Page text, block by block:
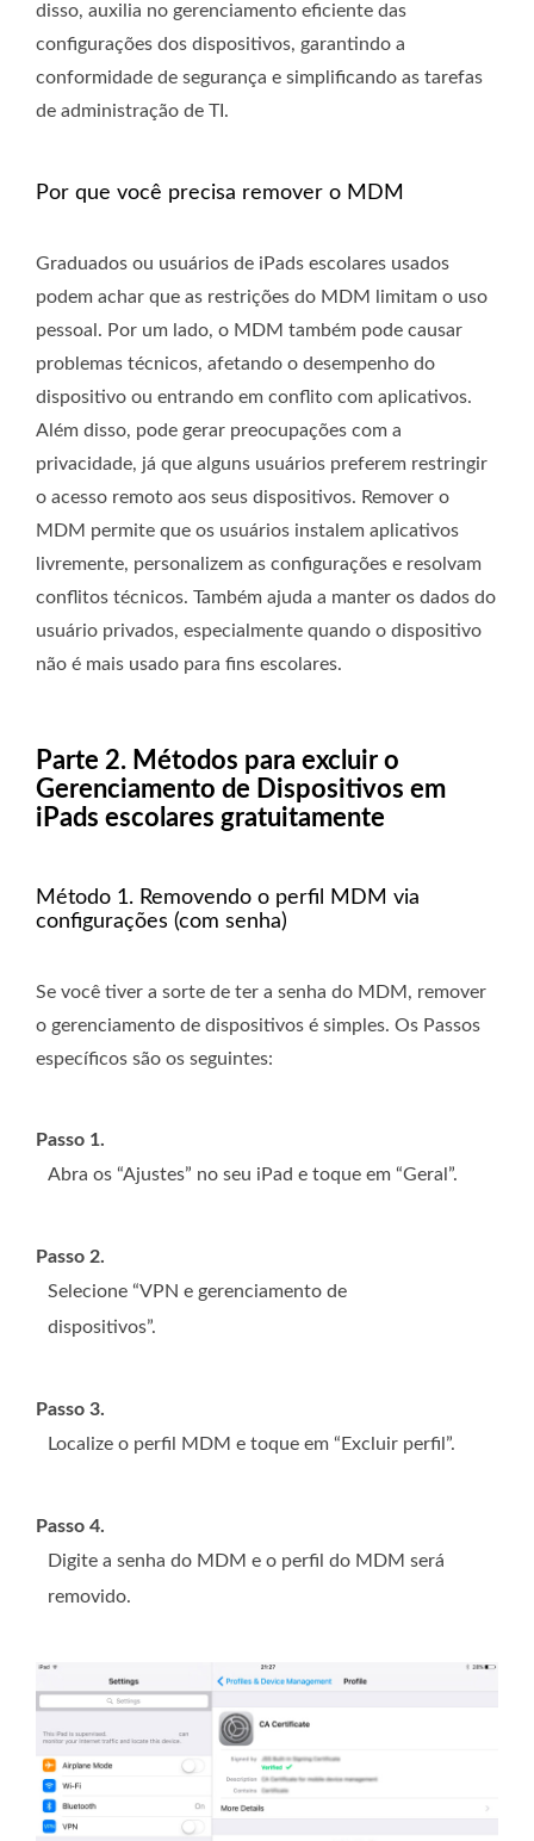
disso, auxilia no gerenciamento eficiente das
configurações dos dispositivos, garantindo a
conformidade de segurança e simplificando as tarefas
de administração de TI.
Por que você precisa remover o MDM
Graduados ou usuários de iPads escolares usados
podem achar que as restrições do MDM limitam o uso
pessoal. Por um lado, o MDM também pode causar
problemas técnicos, afetando o desempenho do
dispositivo ou entrando em conflito com aplicativos.
Além disso, pode gerar preocupações com a
privacidade, já que alguns usuários preferem restringir
o acesso remoto aos seus dispositivos. Remover o
MDM permite que os usuários instalem aplicativos
livremente, personalizem as configurações e resolvam
conflitos técnicos. Também ajuda a manter os dados do
usuário privados, especialmente quando o dispositivo
não é mais usado para fins escolares.
Parte 2. Métodos para excluir o
Gerenciamento de Dispositivos em
iPads escolares gratuitamente
Método 1. Removendo o perfil MDM via
configurações (com senha)
Se você tiver a sorte de ter a senha do MDM, remover
o gerenciamento de dispositivos é simples. Os Passos
específicos são os seguintes:
Passo 1.
Abra os “Ajustes” no seu iPad e toque em “Geral”.
Passo 2.
Selecione “VPN e gerenciamento de
dispositivos”.
Passo 3.
Localize o perfil MDM e toque em “Excluir perfil”.
Passo 4.
Digite a senha do MDM e o perfil do MDM será
removido.